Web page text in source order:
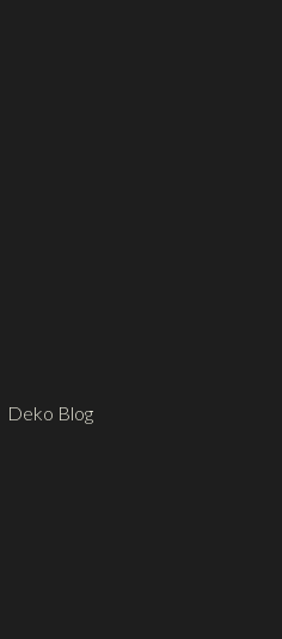
Deko Blog